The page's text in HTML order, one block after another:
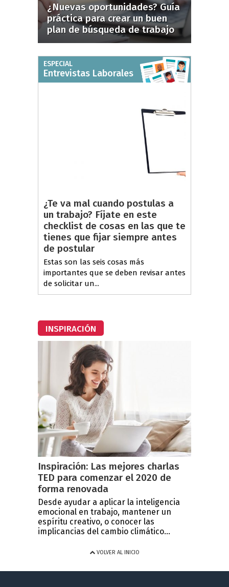
¿Nuevas oportunidades? Guía
práctica para crear un buen
plan de búsqueda de trabajo
ESPECIAL
Entrevistas Laborales
¿Te va mal cuando postulas a
un trabajo? Fíjate en este
checklist de cosas en las que te
tienes que fijar siempre antes
de postular
Estas son las seis cosas más
importantes que se deben revisar antes
de solicitar un...
INSPIRACIÓN
Inspiración: Las mejores charlas
TED para comenzar el 2020 de
forma renovada
Desde ayudar a aplicar la inteligencia
emocional en trabajo, mantener un
espíritu creativo, o conocer las
implicancias del cambio climático...
VOLVER AL INICIO